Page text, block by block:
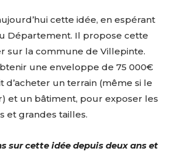
cette idée, en espérant
Département. Il propose cette
sur la commune de Villepinte.
une enveloppe de 75 000€
un terrain (même si le
et un bâtiment, pour exposer les
et grandes tailles.
sur cette idée depuis deux ans et